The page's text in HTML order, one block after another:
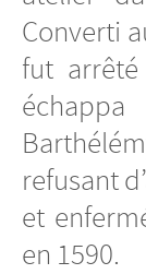
Converti
fut
refusant
et
en 1590.